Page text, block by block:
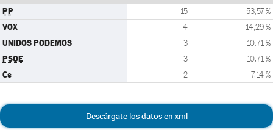
PP 15 53,57 %
VOX 4 14,29 %
UNIDOS PODEMOS 3 10,71 %
PSOE 3 10,71 %
Cs 2 7,14 %
Descárgate los datos en xml